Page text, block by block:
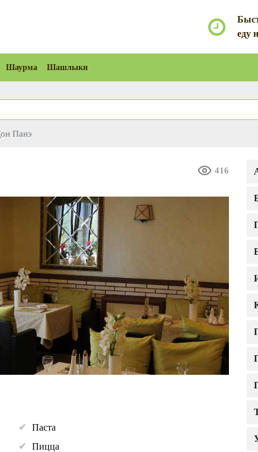
еду
Шаурма Шашлыки
Панэ
416
Паста
Пицца